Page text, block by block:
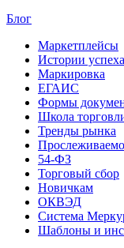
Блог
Маркетплейсы
Истории успеха
Маркировка
ЕГАИС
Формы
Школа
Тренды рынка
54-ФЗ
Торговый сбор
Новичкам
ОКВЭД
Система
Шаблоны и